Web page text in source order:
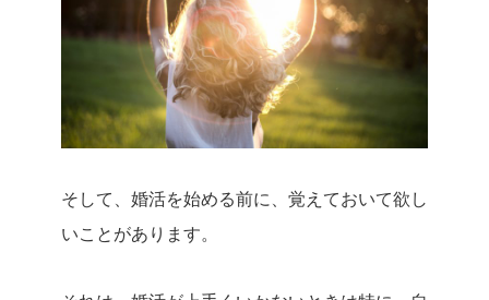
そして、婚活を始める前に、覚えておいて欲し
いことがあります。